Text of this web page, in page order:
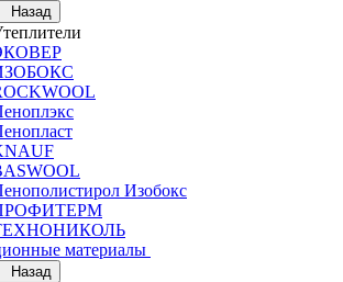
Назад
Изобокс
материалы
Назад